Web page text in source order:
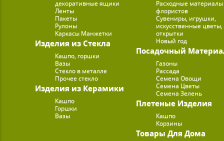
декоративные ящики
Ленты
Пакеты
Рулоны
Каркасы Манжетки
Изделия из Стекла
Кашпо, горшки
Вазы
Стекло в металле
Прочее стекло
Изделия из Керамики
Кашпо
Горшки
Вазы
Расходные
флористов
Сувениры, игрушки,
искусственные цветы,
открытки
Новый год
Посадочный
Газоны
Рассада
Семена Овощи
Семена Цветы
Семена Зелень
Плетеные Изделия
Кашпо
Корзины
Товары Для Дома